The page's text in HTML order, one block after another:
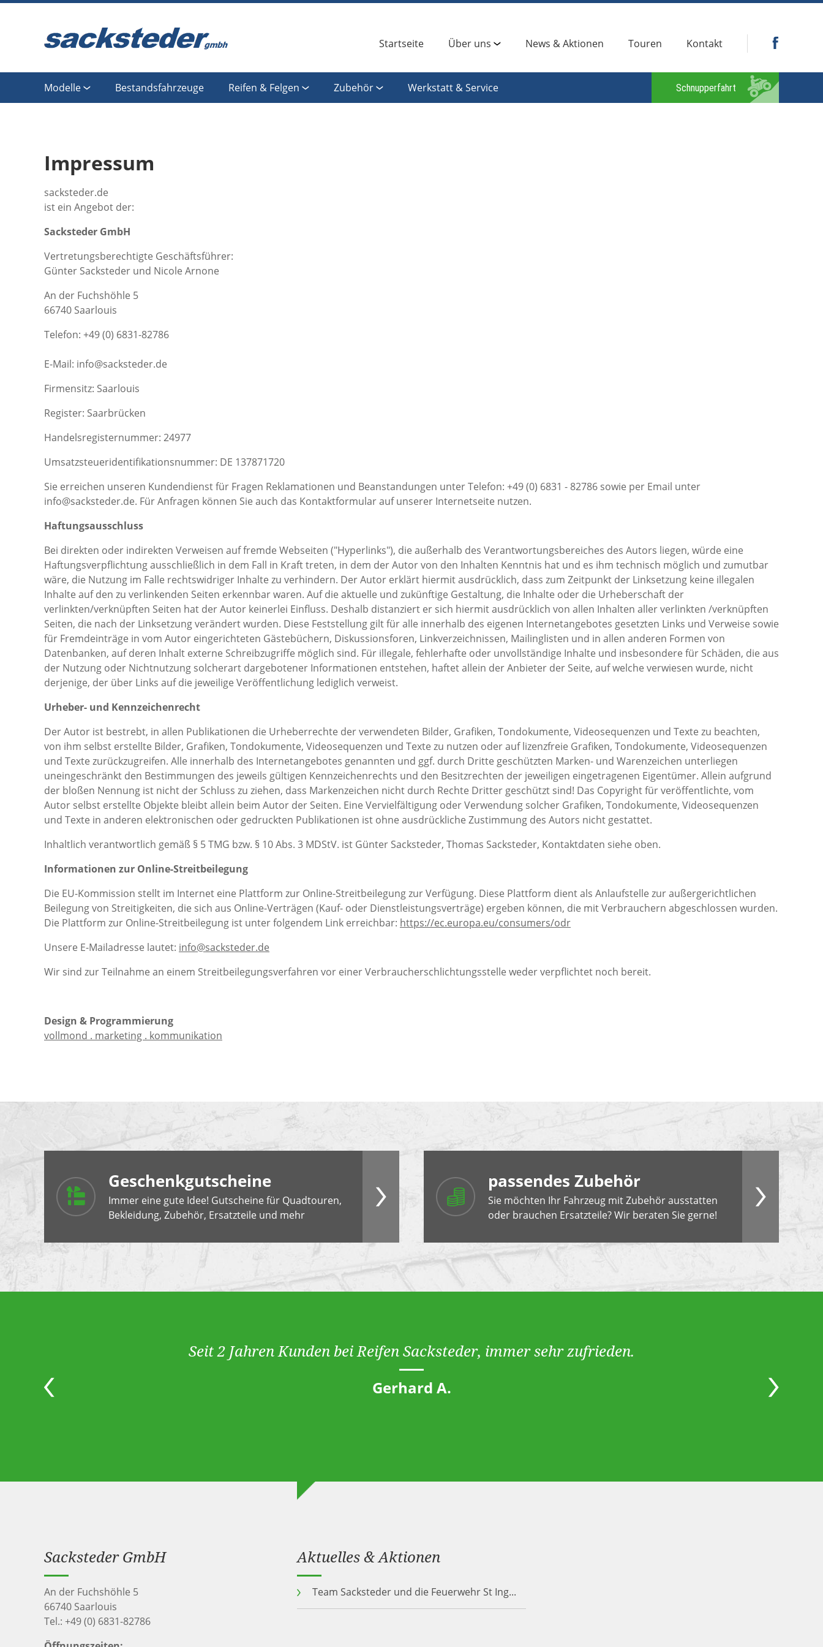
Startseite Über uns News & Aktionen Touren Kontakt
Modelle Bestandsfahrzeuge Reifen & Felgen Zubehör Werkstatt & Service Schnupperfahrt
Impressum
sacksteder.de
ist ein Angebot der:
Sacksteder GmbH
Vertretungsberechtigte Geschäftsführer:
Günter Sacksteder und Nicole Arnone
An der Fuchshöhle 5
66740 Saarlouis
Telefon: +49 (0) 6831-82786
E-Mail: info@sacksteder.de
Firmensitz: Saarlouis
Register: Saarbrücken
Handelsregisternummer: 24977
Umsatzsteueridentifikationsnummer: DE 137871720
Sie erreichen unseren Kundendienst für Fragen Reklamationen und Beanstandungen unter Telefon: +49 (0) 6831 - 82786 sowie per Email unter
info@sacksteder.de. Für Anfragen können Sie auch das Kontaktformular auf unserer Internetseite nutzen.
Haftungsausschluss
Bei direkten oder indirekten Verweisen auf fremde Webseiten ("Hyperlinks"), die außerhalb des Verantwortungsbereiches des Autors liegen, würde eine
Haftungsverpflichtung ausschließlich in dem Fall in Kraft treten, in dem der Autor von den Inhalten Kenntnis hat und es ihm technisch möglich und zumutbar
wäre, die Nutzung im Falle rechtswidriger Inhalte zu verhindern. Der Autor erklärt hiermit ausdrücklich, dass zum Zeitpunkt der Linksetzung keine illegalen
Inhalte auf den zu verlinkenden Seiten erkennbar waren. Auf die aktuelle und zukünftige Gestaltung, die Inhalte oder die Urheberschaft der
verlinkten/verknüpften Seiten hat der Autor keinerlei Einfluss. Deshalb distanziert er sich hiermit ausdrücklich von allen Inhalten aller verlinkten /verknüpften
Seiten, die nach der Linksetzung verändert wurden. Diese Feststellung gilt für alle innerhalb des eigenen Internetangebotes gesetzten Links und Verweise sowie
für Fremdeinträge in vom Autor eingerichteten Gästebüchern, Diskussionsforen, Linkverzeichnissen, Mailinglisten und in allen anderen Formen von
Datenbanken, auf deren Inhalt externe Schreibzugriffe möglich sind. Für illegale, fehlerhafte oder unvollständige Inhalte und insbesondere für Schäden, die aus
der Nutzung oder Nichtnutzung solcherart dargebotener Informationen entstehen, haftet allein der Anbieter der Seite, auf welche verwiesen wurde, nicht
derjenige, der über Links auf die jeweilige Veröffentlichung lediglich verweist.
Urheber- und Kennzeichenrecht
Der Autor ist bestrebt, in allen Publikationen die Urheberrechte der verwendeten Bilder, Grafiken, Tondokumente, Videosequenzen und Texte zu beachten,
von ihm selbst erstellte Bilder, Grafiken, Tondokumente, Videosequenzen und Texte zu nutzen oder auf lizenzfreie Grafiken, Tondokumente, Videosequenzen
und Texte zurückzugreifen. Alle innerhalb des Internetangebotes genannten und ggf. durch Dritte geschützten Marken- und Warenzeichen unterliegen
uneingeschränkt den Bestimmungen des jeweils gültigen Kennzeichenrechts und den Besitzrechten der jeweiligen eingetragenen Eigentümer. Allein aufgrund
der bloßen Nennung ist nicht der Schluss zu ziehen, dass Markenzeichen nicht durch Rechte Dritter geschützt sind! Das Copyright für veröffentlichte, vom
Autor selbst erstellte Objekte bleibt allein beim Autor der Seiten. Eine Vervielfältigung oder Verwendung solcher Grafiken, Tondokumente, Videosequenzen
und Texte in anderen elektronischen oder gedruckten Publikationen ist ohne ausdrückliche Zustimmung des Autors nicht gestattet.
Inhaltlich verantwortlich gemäß § 5 TMG bzw. § 10 Abs. 3 MDStV. ist Günter Sacksteder, Thomas Sacksteder, Kontaktdaten siehe oben.
Informationen zur Online-Streitbeilegung
Die EU-Kommission stellt im Internet eine Plattform zur Online-Streitbeilegung zur Verfügung. Diese Plattform dient als Anlaufstelle zur außergerichtlichen
Beilegung von Streitigkeiten, die sich aus Online-Verträgen (Kauf- oder Dienstleistungsverträge) ergeben können, die mit Verbrauchern abgeschlossen wurden.
Die Plattform zur Online-Streitbeilegung ist unter folgendem Link erreichbar: https://ec.europa.eu/consumers/odr
Unsere E-Mailadresse lautet: info@sacksteder.de
Wir sind zur Teilnahme an einem Streitbeilegungsverfahren vor einer Verbraucherschlichtungsstelle weder verpflichtet noch bereit.
Design & Programmierung
vollmond . marketing . kommunikation
Geschenkgutscheine
Immer eine gute Idee! Gutscheine für Quadtouren,
Bekleidung, Zubehör, Ersatzteile und mehr
passendes Zubehör
Sie möchten Ihr Fahrzeug mit Zubehör ausstatten
oder brauchen Ersatzteile? Wir beraten Sie gerne!
Seit 2 Jahren Kunden bei Reifen Sacksteder, immer sehr zufrieden.
Gerhard A.
Sacksteder GmbH
An der Fuchshöhle 5
66740 Saarlouis
Tel.: +49 (0) 6831-82786
Aktuelles & Aktionen
Team Sacksteder und die Feuerwehr St Ing...